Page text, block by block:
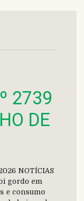
2739
DE
NOTÍCIAS
gordo em
e consumo